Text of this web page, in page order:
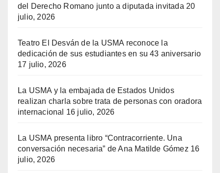
del Derecho Romano junto a diputada invitada 20
julio, 2026
Teatro El Desván de la USMA reconoce la
dedicación de sus estudiantes en su 43 aniversario
17 julio, 2026
La USMA y la embajada de Estados Unidos
realizan charla sobre trata de personas con oradora
internacional
16 julio, 2026
La USMA presenta libro “Contracorriente. Una
conversación necesaria” de Ana Matilde Gómez 16
julio, 2026